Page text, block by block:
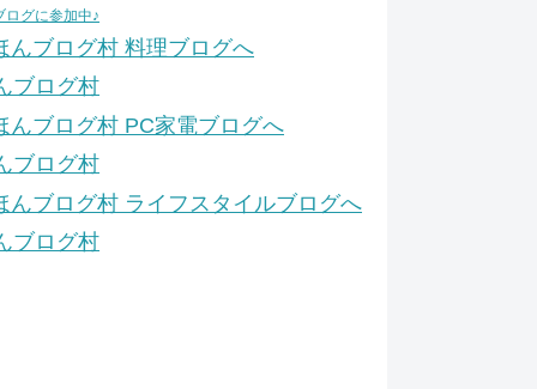
ログに参加中♪
ブログ村
ブログ村
ブログ村